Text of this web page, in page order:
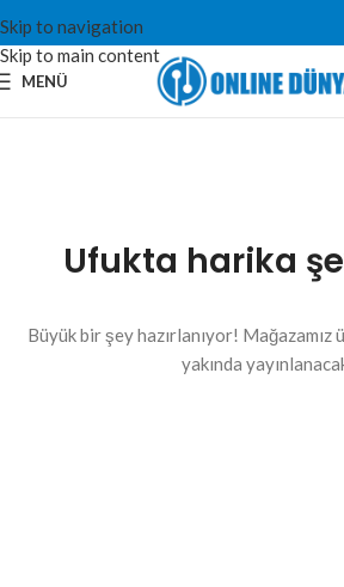
Skip to navigation
Skip to main content
MENÜ
Ufukta harika
Büyük bir şey hazırlanıyor! Mağazamız
yakında